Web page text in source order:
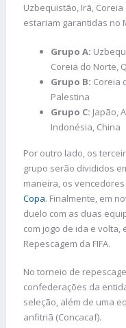
Uzbequistão, Irã,
estariam garantidas no
Grupo A:
Coreia do Norte,
Grupo B: Coreia
Palestina
Grupo C: Japão,
Indonésia, China
Por outro lado, os
grupo serão divididos
maneira, os
Copa. Finalmente, em
duelo com as duas
com jogo de ida e volta,
Repescagem da FIFA.
No torneio de
confederações da
seleção, além de uma
anfitriã (Concacaf).